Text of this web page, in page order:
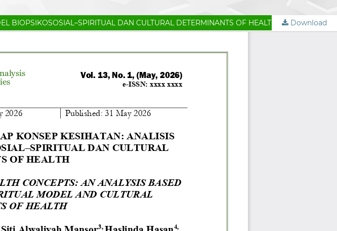
BIOPSIKOSOSIAL–SPIRITUAL DAN CULTURAL DETERMINANTS OF HEALTH Download